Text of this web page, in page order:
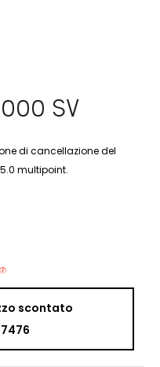
SV
di cancellazione del
multipoint.
scontato